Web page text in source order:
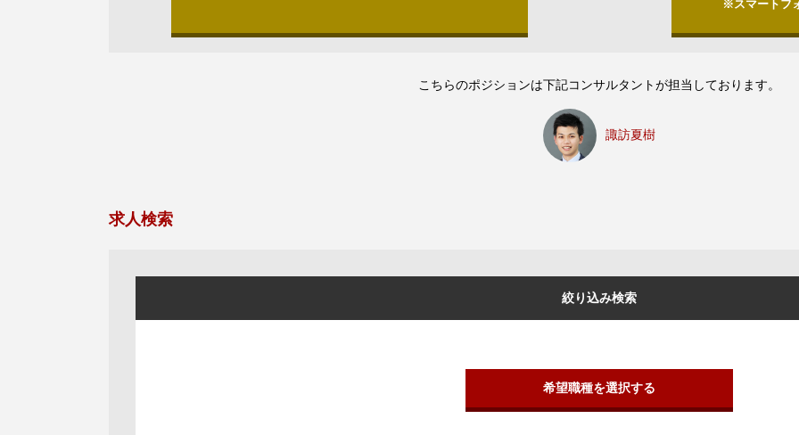
※スマートフ
こちらのポジションは下記コンサルタントが担当しております。
諏訪夏樹
求人検索
絞り込み検索
希望職種を選択する